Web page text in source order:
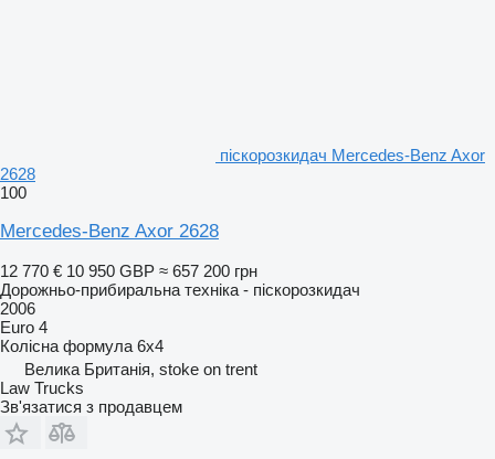
піскорозкидач Mercedes-Benz Axor
2628
100
Mercedes-Benz Axor 2628
12 770 € 10 950 GBP ≈ 657 200 грн
Дорожньо-прибиральна техніка - піскорозкидач
2006
Euro 4
Колісна формула 6x4
Велика Британія, stoke on trent
Law Trucks
Зв'язатися з продавцем